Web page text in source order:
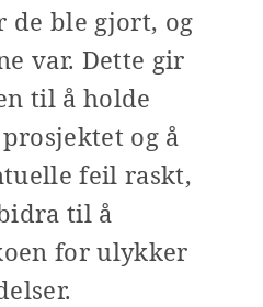
de ble gjort, og
var. Dette gir
til å holde
og å
feil raskt,
til å
for ulykker